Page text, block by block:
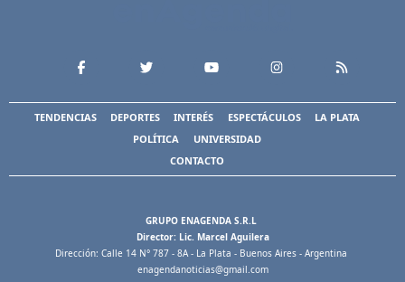
TENDENCIAS DEPORTES INTERÉS ESPECTÁCULOS
LA PLATA
POLÍTICA
UNIVERSIDAD
CONTACTO
GRUPO ENAGENDA S.R.L
Director: Lic. Marcel Aguilera
Dirección: Calle 14 N° 787 - 8A - La Plata - Buenos Aires - Argentina
enagendanoticias@gmail.com